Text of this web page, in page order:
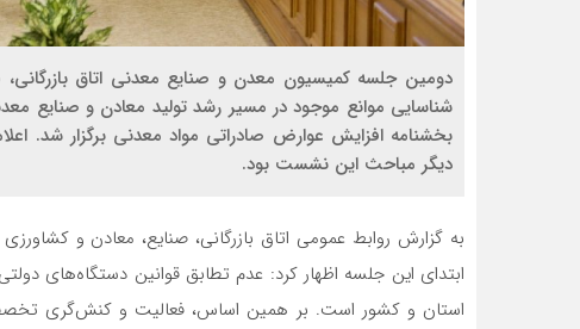
دومین جلسه کمیسیون معدن و صنایع معدنی اتاق
شناسایی موانع موجود در مسیر رشد تولید معادن و صنایع
بخشنامه افزایش عوارض صادراتی مواد معدنی برگزار شد.
دیگر مباحث این نشست بود.
به گزارش روابط عمومی اتاق بازرگانی، صنایع، معادن و
ابتدای این جلسه اظهار کرد: عدم تطابق قوانین دستگاه‌های
استان و کشور است. بر همین اساس، فعالیت و کنش‌گری